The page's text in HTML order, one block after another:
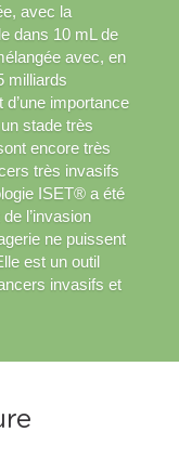
avec la
dans 10 mL de
avec, en
milliards
importance
stade très
encore très
très invasifs
ISET® a été
l’invasion
ne puissent
est un outil
invasifs et